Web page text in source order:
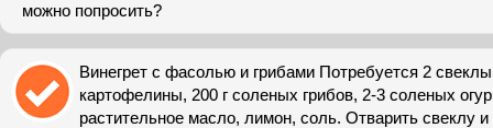
можно попросить?
Винегрет с фасолью и грибами Потребуется 2
картофелины, 200 г соленых грибов, 2-3 соленых
растительное масло, лимон, соль. Отварить свеклу